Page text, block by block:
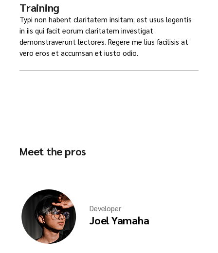
Training
Typi non habent claritatem insitam; est usus legentis
in iis qui facit eorum claritatem investigat
demonstraverunt lectores. Regere me lius facilisis at
vero eros et accumsan et iusto odio.
Meet the pros
Developer
Joel Yamaha